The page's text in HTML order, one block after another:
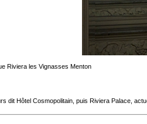
Riviera les Vignasses Menton
dit Hôtel Cosmopolitain, puis Riviera Palace,